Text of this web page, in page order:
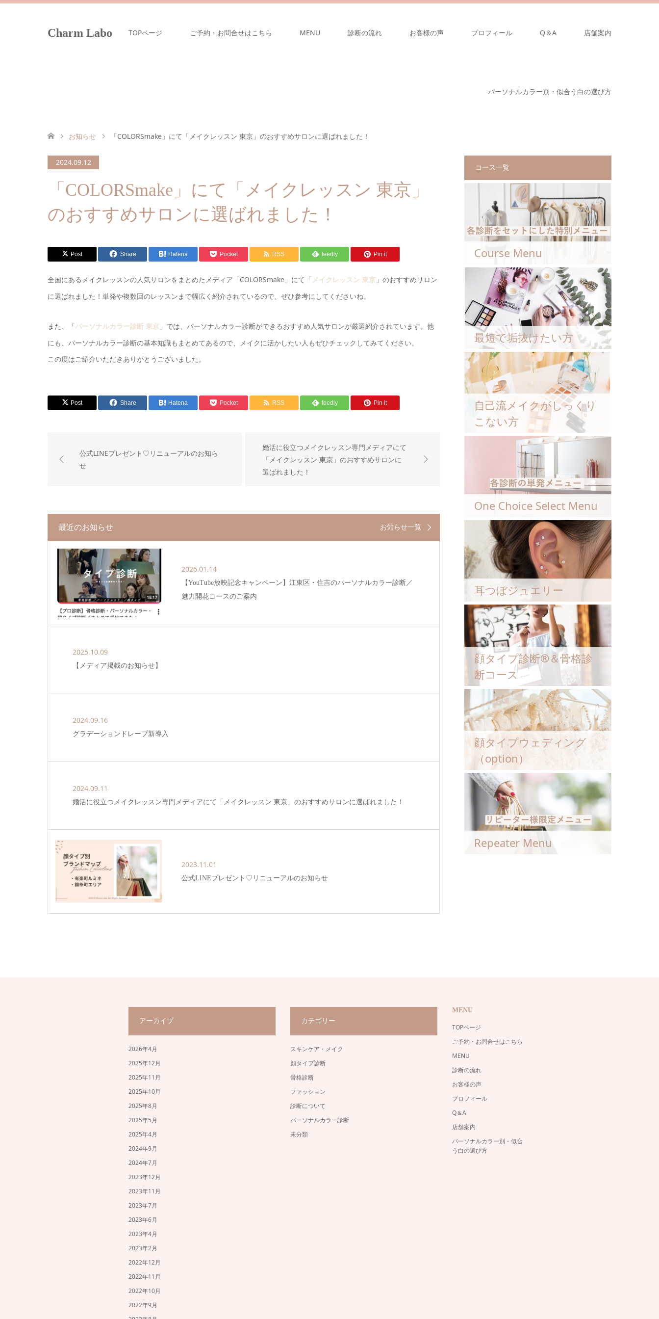
Charm Labo TOPページ ご予約・お問合せはこちら MENU 診断の流れ お客様の声 プロフィール Q＆A 店舗案内
パーソナルカラー別・似合う白の選び方
お知らせ 「COLORSmake」にて「メイクレッスン 東京」のおすすめサロンに選ばれました！
2024.09.12
「COLORSmake」にて「メイクレッスン 東京」
のおすすめサロンに選ばれました！
Post Share Hatena Pocket RSS feedly Pin it
全国にあるメイクレッスンの人気サロンをまとめたメディア「COLORSmake」にて「 メイクレッスン 東京 」のおすすめサロン
に選ばれました！単発や複数回のレッスンまで幅広く紹介されているので、ぜひ参考にしてくださいね。
また、「パーソナルカラー診断 東京 」では、パーソナルカラー診断ができるおすすめ人気サロンが厳選紹介されています。他
にも、パーソナルカラー診断の基本知識もまとめてあるので、メイクに活かしたい人もぜひチェックしてみてください。
この度はご紹介いただきありがとうございました。
Post Share Hatena Pocket RSS feedly Pin it
公式LINEプレゼント♡リニューアルのお知ら
せ
婚活に役立つメイクレッスン専門メディアにて
「メイクレッスン 東京」のおすすめサロンに
選ばれました！
最近のお知らせ お知らせ一覧
2026.01.14
【YouTube放映記念キャンペーン】江東区・住吉のパーソナルカラー診断／
魅力開花コースのご案内
2025.10.09
【メディア掲載のお知らせ】
2024.09.16
グラデーションドレープ新導入
2024.09.11
婚活に役立つメイクレッスン専門メディアにて「メイクレッスン 東京」のおすすめサロンに選ばれました！
2023.11.01
公式LINEプレゼント♡リニューアルのお知らせ
コース一覧
Course Menu
最短で垢抜けたい方
自己流メイクがしっくり
こない方
One Choice Select Menu
耳つぼジュエリー
顔タイプ診断®︎＆骨格診
断コース
顔タイプウェディング
（option）
Repeater Menu
アーカイブ
2026年4月
2025年12月
2025年11月
2025年10月
2025年8月
2025年5月
2025年4月
2024年9月
2024年7月
2023年12月
2023年11月
2023年7月
2023年6月
2023年4月
2023年2月
2022年12月
2022年11月
2022年10月
2022年9月
カテゴリー
スキンケア・メイク
顔タイプ診断
骨格診断
ファッション
診断について
パーソナルカラー診断
未分類
MENU
TOPページ
ご予約・お問合せはこちら
MENU
診断の流れ
お客様の声
プロフィール
Q＆A
店舗案内
パーソナルカラー別・似合
う白の選び方